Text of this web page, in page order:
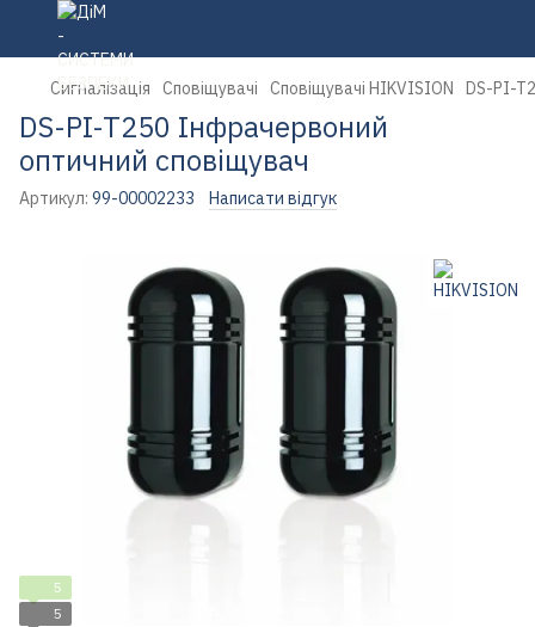
Сигналізація Сповіщувачі Сповіщувачі HIKVISION DS-PI-
DS-PI-T250 Інфрачервоний
оптичний сповіщувач
Артикул: 99-00002233 Написати відгук
5
5